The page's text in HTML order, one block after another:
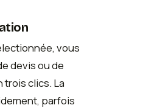
vous
devis ou de
clics. La
parfois